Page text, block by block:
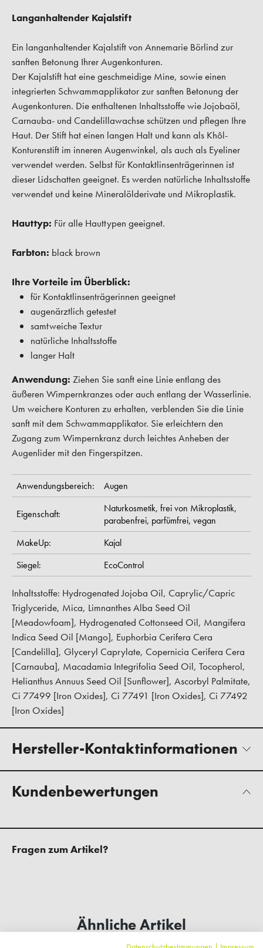
Langanhaltender Kajalstift
Ein langanhaltender Kajalstift von Annemarie Börlind zur
sanften Betonung Ihrer Augenkonturen.
Der Kajalstift hat eine geschmeidige Mine, sowie einen
integrierten Schwammapplikator zur sanften Betonung der
Augenkonturen. Die enthaltenen Inhaltsstoffe wie Jojobaöl,
Carnauba- und Candelillawachse schützen und pflegen Ihre
Haut. Der Stift hat einen langen Halt und kann als Khôl-
Konturenstift im inneren Augenwinkel, als auch als Eyeliner
verwendet werden. Selbst für Kontaktlinsenträgerinnen ist
dieser Lidschatten geeignet. Es werden natürliche Inhaltsstoffe
verwendet und keine Mineralölderivate und Mikroplastik.
Hauttyp: Für alle Hauttypen geeignet.
Farbton: black brown
Ihre Vorteile im Überblick:
für Kontaktlinsenträgerinnen geeignet
augenärztlich getestet
samtweiche Textur
natürliche Inhaltsstoffe
langer Halt
Anwendung: Ziehen Sie sanft eine Linie entlang des
äußeren Wimpernkranzes oder auch entlang der Wasserlinie.
Um weichere Konturen zu erhalten, verblenden Sie die Linie
sanft mit dem Schwammapplikator. Sie erleichtern den
Zugang zum Wimpernkranz durch leichtes Anheben der
Augenlider mit den Fingerspitzen.
Anwendungsbereich: Augen
Eigenschaft: Naturkosmetik, frei von Mikroplastik,
parabenfrei, parfümfrei, vegan
MakeUp:
Kajal
Siegel:
EcoControl
Inhaltsstoffe: Hydrogenated Jojoba Oil, Caprylic/Capric
Triglyceride, Mica, Limnanthes Alba Seed Oil
[Meadowfoam], Hydrogenated Cottonseed Oil, Mangifera
Indica Seed Oil [Mango], Euphorbia Cerifera Cera
[Candelilla], Glyceryl Caprylate, Copernicia Cerifera Cera
[Carnauba], Macadamia Integrifolia Seed Oil, Tocopherol,
Helianthus Annuus Seed Oil [Sunflower], Ascorbyl Palmitate,
Ci 77499 [Iron Oxides], Ci 77491 [Iron Oxides], Ci 77492
[Iron Oxides]
Hersteller-Kontaktinformationen
Kundenbewertungen
Fragen zum Artikel?
Ähnliche Artikel